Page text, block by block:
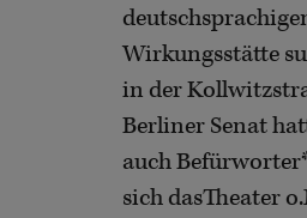
Wirkungsstätte
in der
Berliner Senat
auch
sich dasTheater